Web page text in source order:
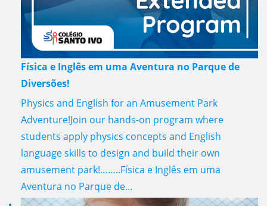
Física e Inglês em uma Aventura no Parque de
Diversões!
Physics and English for an Amusement Park
Adventure!Join our hands-on program where
students apply physics concepts and English
language skills to design and build their own
amusement park!……..Física e Inglês em uma
Aventura no Parque de...